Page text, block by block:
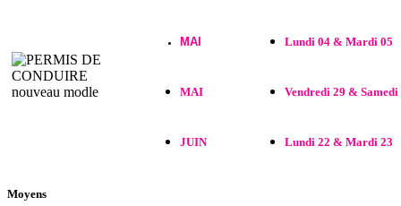
MAI Lundi 04 & Mardi 05
MAI Vendredi 29 & Samedi
JUIN Lundi 22 & Mardi 23
Moyens